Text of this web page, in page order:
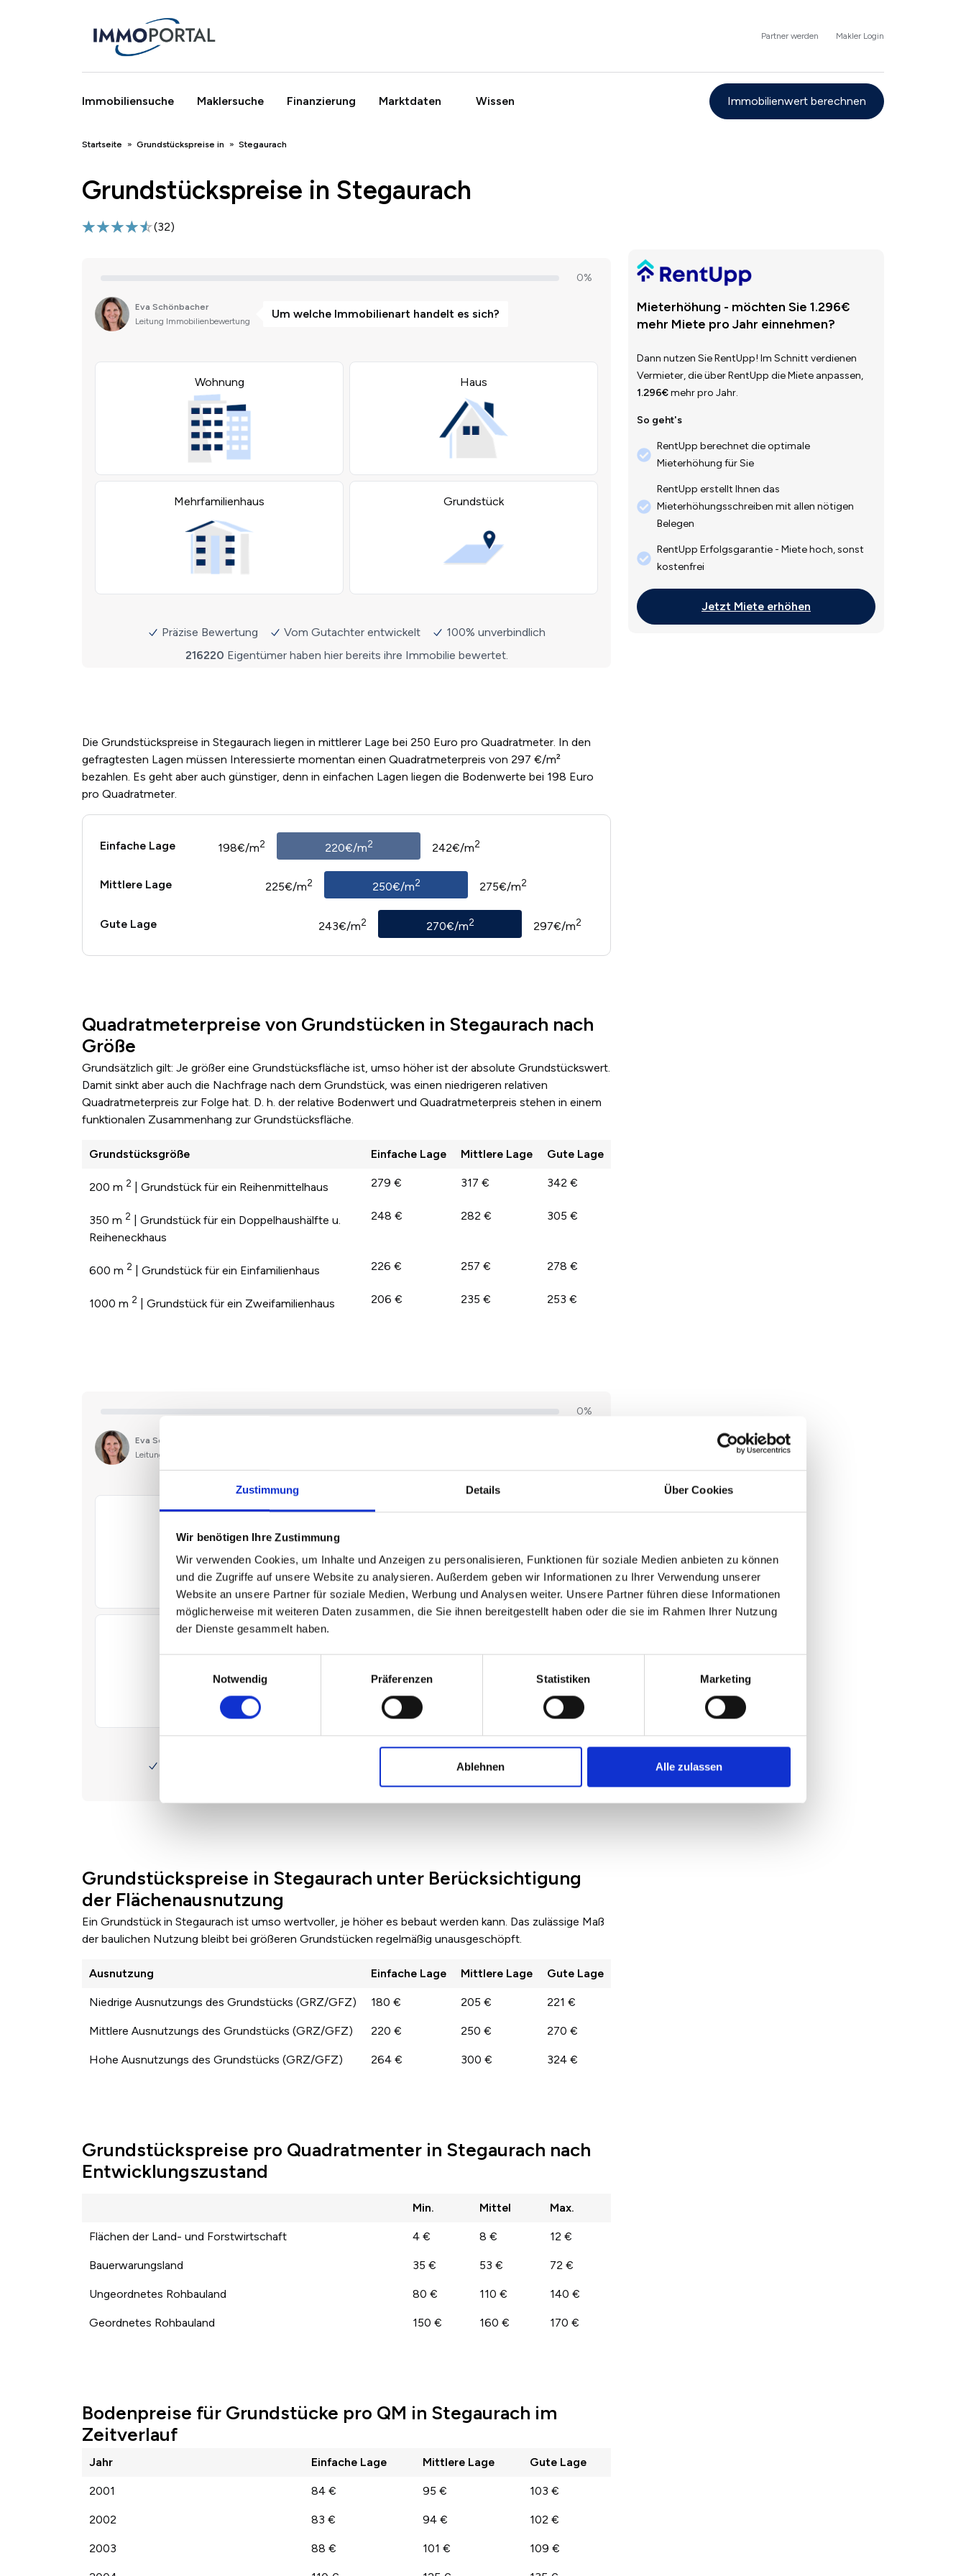
Zustimmung Details Über Cookies
Wir benötigen Ihre Zustimmung
Wir verwenden Cookies, um Inhalte und Anzeigen zu personalisieren, Funktionen für soziale Medien anbieten zu können
und die Zugriffe auf unsere Website zu analysieren. Außerdem geben wir Informationen zu Ihrer Verwendung unserer
Website an unsere Partner für soziale Medien, Werbung und Analysen weiter. Unsere Partner führen diese Informationen
möglicherweise mit weiteren Daten zusammen, die Sie ihnen bereitgestellt haben oder die sie im Rahmen Ihrer Nutzung
der Dienste gesammelt haben.
Notwendig
Präferenzen Statistiken Marketing
Ablehnen Alle zulassen
Partner werden Makler Login
Immobiliensuche Maklersuche Finanzierung Marktdaten Wissen Immobilienwert berechnen
Breadcrumb
Startseite Grundstückspreise in Stegaurach
Grundstückspreise in Stegaurach
(32)
Die Grundstückspreise in Stegaurach liegen in mittlerer Lage bei 250 Euro pro Quadratmeter. In den
gefragtesten Lagen müssen Interessierte momentan einen Quadratmeterpreis von 297 €/m²
bezahlen. Es geht aber auch günstiger, denn in einfachen Lagen liegen die Bodenwerte bei 198 Euro
pro Quadratmeter.
Einfache Lage 198€/m2 220€/m2 242€/m2
Mittlere Lage 225€/m2 250€/m2 275€/m2
Gute Lage 243€/m2 270€/m2 297€/m2
Quadratmeterpreise von Grundstücken in Stegaurach nach
Größe
Grundsätzlich gilt: Je größer eine Grundstücksfläche ist, umso höher ist der absolute Grundstückswert.
Damit sinkt aber auch die Nachfrage nach dem Grundstück, was einen niedrigeren relativen
Quadratmeterpreis zur Folge hat. D. h. der relative Bodenwert und Quadratmeterpreis stehen in einem
funktionalen Zusammenhang zur Grundstücksfläche.
Grundstücksgröße Einfache Lage Mittlere Lage Gute Lage
200 m 2 | Grundstück für ein Reihenmittelhaus 279 € 317 € 342 €
350 m 2
| Grundstück für ein Doppelhaushälfte u.
Reiheneckhaus
248 € 282 € 305 €
600 m 2 | Grundstück für ein Einfamilienhaus 226 € 257 € 278 €
1000 m 2 | Grundstück für ein Zweifamilienhaus 206 € 235 € 253 €
Grundstückspreise in Stegaurach unter Berücksichtigung
der Flächenausnutzung
Ein Grundstück in Stegaurach ist umso wertvoller, je höher es bebaut werden kann. Das zulässige Maß
der baulichen Nutzung bleibt bei größeren Grundstücken regelmäßig unausgeschöpft.
Ausnutzung Einfache Lage Mittlere Lage Gute Lage
Niedrige Ausnutzungs des Grundstücks (GRZ/GFZ) 180 € 205 € 221 €
Mittlere Ausnutzungs des Grundstücks (GRZ/GFZ) 220 € 250 € 270 €
Hohe Ausnutzungs des Grundstücks (GRZ/GFZ) 264 € 300 € 324 €
Grundstückspreise pro Quadratmenter in Stegaurach nach
Entwicklungszustand
Min. Mittel Max.
Flächen der Land- und Forstwirtschaft 4 € 8 € 12 €
Bauerwarungsland 35 € 53 € 72 €
Ungeordnetes Rohbauland 80 € 110 € 140 €
Geordnetes Rohbauland 150 € 160 € 170 €
Bodenpreise für Grundstücke pro QM in Stegaurach im
Zeitverlauf
Jahr Einfache Lage Mittlere Lage Gute Lage
2001 84 € 95 € 103 €
2002 83 € 94 € 102 €
2003 88 € 101 € 109 €
Mieterhöhung - möchten Sie 1.296€
mehr Miete pro Jahr einnehmen?
Dann nutzen Sie RentUpp! Im Schnitt verdienen
Vermieter, die über RentUpp die Miete anpassen,
1.296€mehr pro Jahr.
So geht's
RentUpp berechnet die optimale
Mieterhöhung für Sie
RentUpp erstellt Ihnen das
Mieterhöhungsschreiben mit allen nötigen
Belegen
RentUpp Erfolgsgarantie - Miete hoch, sonst
kostenfrei
Jetzt Miete erhöhen